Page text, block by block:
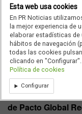
aportando
resultados se han
con distinciones
Festival 2024o los
Además, combina
inclusión y cultura
recibido por
de Pacto Global
Esta web usa cookies
En PR Noticias
la mejor experiencia de
elaborar estadísticas
hábitos de navegación
todas las cookies
clicando en "Configurar".
Política de cookies
Configurar